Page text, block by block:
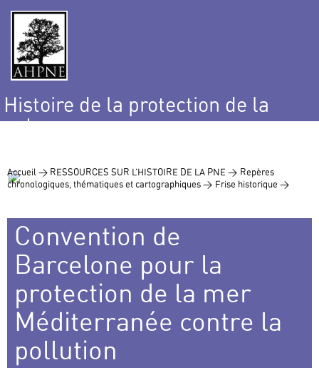
Histoire de la protection de la
nature
Accueil > RESSOURCES SUR L’HISTOIRE DE LA PNE > Repères
chronologiques, thématiques et cartographiques > Frise historique >
Convention de
Barcelone pour la
protection de la mer
Méditerranée contre la
pollution